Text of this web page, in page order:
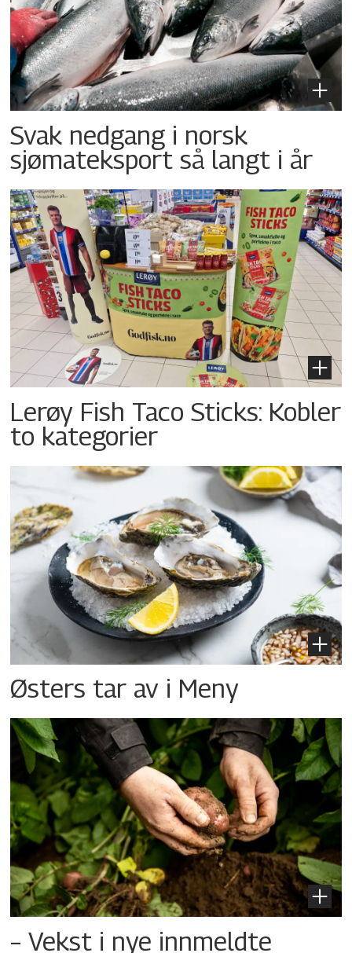
Svak nedgang i norsk
sjømateksport så langt i år
Lerøy Fish Taco Sticks: Kobler
to kategorier
Østers tar av i Meny
– Vekst i nye innmeldte